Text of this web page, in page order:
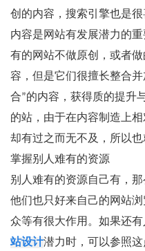
创的内容，搜索引擎也是
内容是网站有发展潜力的
有的网站不做原创，或者
容，但是它们很擅长整合
合”的内容，获得质的提升
的站，由于在内容制造上
却有过之而无不及，所以也
掌握别人难有的资源
别人难有的资源自己有，
他们也只好来自己的网站
众等有很大作用。如果还
站设计潜力时，可以参照